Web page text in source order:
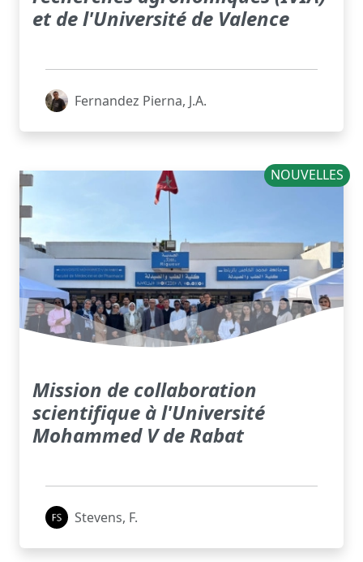
et de l'Université de Valence
Fernandez Pierna, J.A.
NOUVELLES
Mission de collaboration
scientifique à l'Université
Mohammed V de Rabat
Stevens, F.